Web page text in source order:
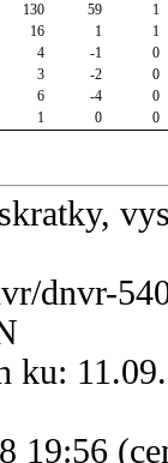
130 59
1
16 1
1
4 -1
0
3 -2
0
6 -4
0
1 0 0
dnvr-
ku:
19:56